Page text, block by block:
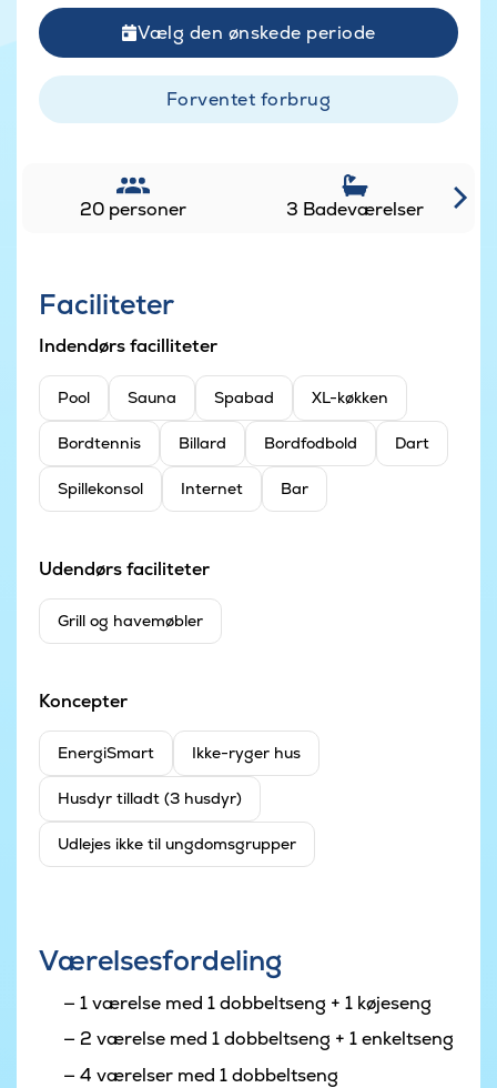
Vælg den ønskede periode
Forventet forbrug
20 personer 3 Badeværelser
Faciliteter
Indendørs facilliteter
Pool Sauna Spabad XL-køkken
Bordtennis Billard Bordfodbold Dart
Spillekonsol Internet Bar
Udendørs faciliteter
Grill og havemøbler
Koncepter
EnergiSmart Ikke-ryger hus
Husdyr tilladt (3 husdyr)
Udlejes ikke til ungdomsgrupper
Værelsesfordeling
1 værelse med 1 dobbeltseng + 1 køjeseng
2 værelse med 1 dobbeltseng + 1 enkeltseng
4 værelser med 1 dobbeltseng